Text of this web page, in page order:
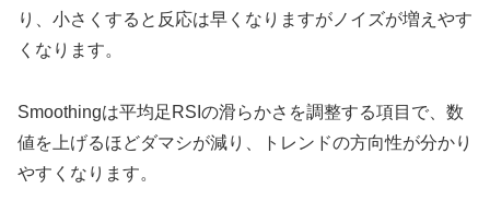
り、小さくすると反応は早くなりますがノイズが増えやす
くなります。
Smoothingは平均足RSIの滑らかさを調整する項目で、数
値を上げるほどダマシが減り、トレンドの方向性が分かり
やすくなります。